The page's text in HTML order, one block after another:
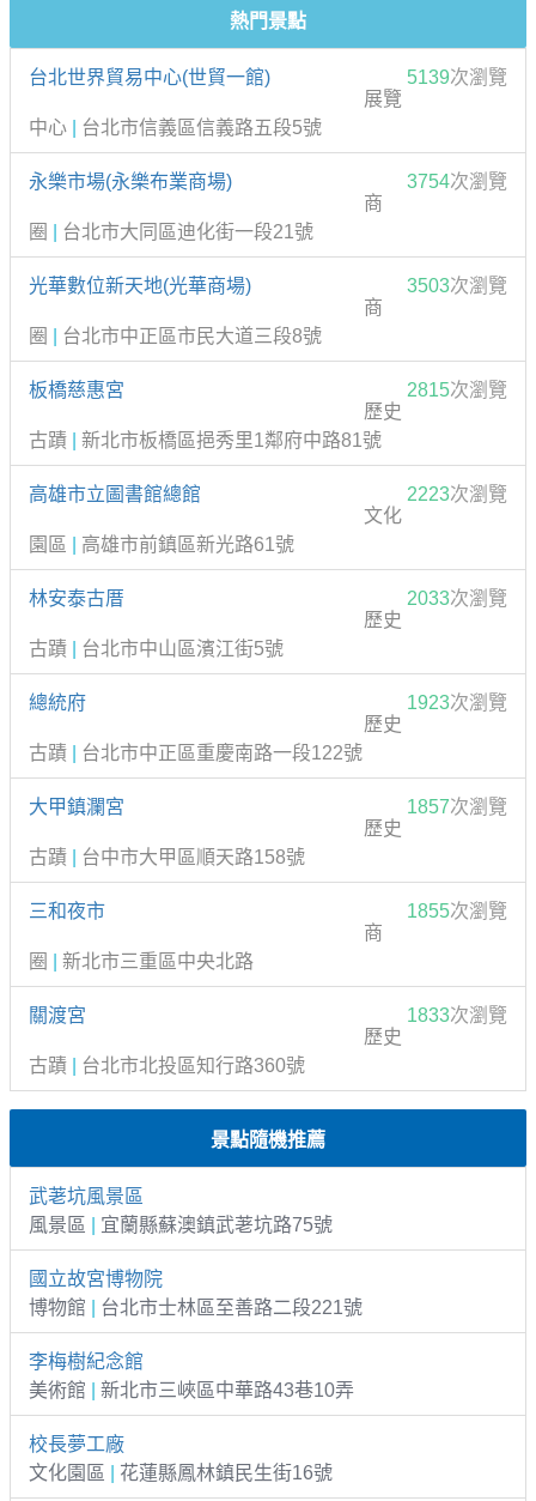
熱門景點
台北世界貿易中心(世貿一館) 5139次瀏覽
展覽
中心
台北市信義區信義路五段5號
永樂市場(永樂布業商場) 3754次瀏覽
商
圈
台北市大同區迪化街一段21號
光華數位新天地(光華商場) 3503次瀏覽
商
圈
台北市中正區市民大道三段8號
板橋慈惠宮 2815次瀏覽
歷史
古蹟
新北市板橋區挹秀里1鄰府中路81號
高雄市立圖書館總館 2223次瀏覽
文化
園區
高雄市前鎮區新光路61號
林安泰古厝 2033次瀏覽
歷史
古蹟
台北市中山區濱江街5號
總統府 1923次瀏覽
歷史
古蹟
台北市中正區重慶南路一段122號
大甲鎮瀾宮 1857次瀏覽
歷史
古蹟
台中市大甲區順天路158號
三和夜市 1855次瀏覽
商
圈
新北市三重區中央北路
關渡宮 1833次瀏覽
歷史
古蹟
台北市北投區知行路360號
景點隨機推薦
武荖坑風景區
風景區
宜蘭縣蘇澳鎮武荖坑路75號
國立故宮博物院
博物館
台北市士林區至善路二段221號
李梅樹紀念館
美術館
新北市三峽區中華路43巷10弄
校長夢工廠
文化園區
花蓮縣鳳林鎮民生街16號